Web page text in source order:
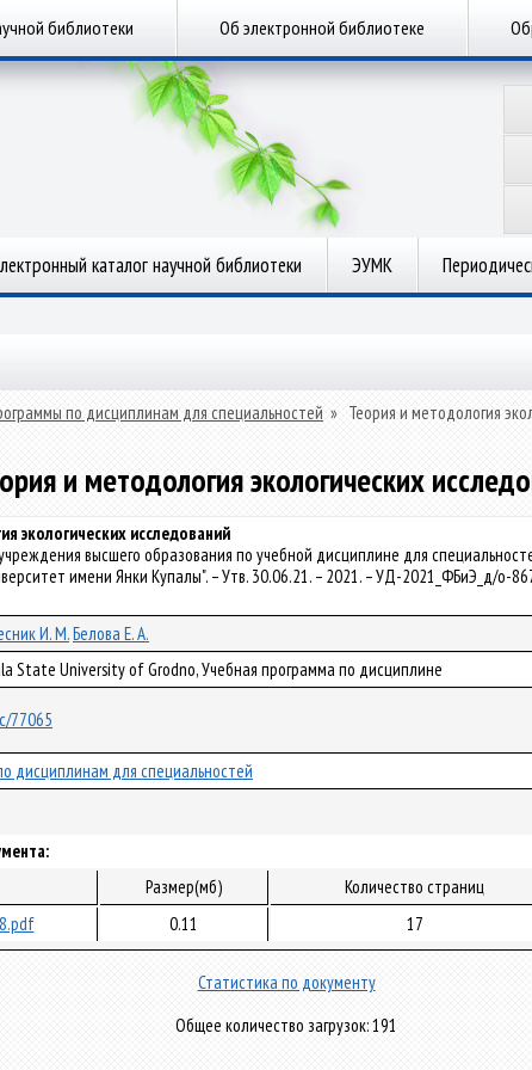
библиотеки Об электронной библиотеке
каталог научной библиотеки ЭУМК
по дисциплинам для специальностей » Теория и методология
и методология экологических
экологических исследований
высшего образования по учебной дисциплине для
имени Янки Купалы". – Утв. 30.06.21. – 2021. – УД-2021_ФБиЭ_д/о-
И. М.Белова Е. А.
State University of Grodno, Учебная программа по дисциплине
77065
дисциплинам для специальностей
Размер(мб) Количество страниц
0.11 17
Статистика по документу
Общее количество загрузок: 191